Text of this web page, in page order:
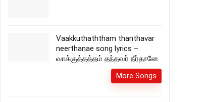
Vaakkuthaththam thanthavar
neerthanae song lyrics –
வாக்குத்தத்தம் தந்தவர் நீர்தானே
More Songs